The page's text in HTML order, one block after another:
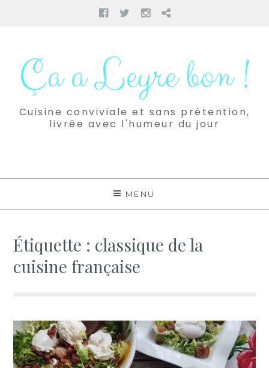
Facebook
TwitterInstagram
Pinterest
contenuÇa a Leyre bon !
Cuisine conviviale et sans prétention,
livrée avec l'humeur du jour
MENU
Étiquette : classique de la
cuisine française